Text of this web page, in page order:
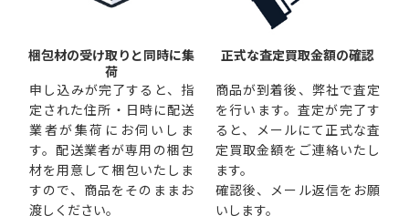
梱包材の受け取りと同時に集
荷
申し込みが完了すると、指
定された住所・日時に配送
業者が集荷にお伺いしま
す。配送業者が専用の梱包
材を用意して梱包いたしま
すので、商品をそのままお
渡しください。
正式な査定買取金額の確認
商品が到着後、弊社で査定
を行います。査定が完了す
ると、メールにて正式な査
定買取金額をご連絡いたし
ます。
確認後、メール返信をお願
いします。